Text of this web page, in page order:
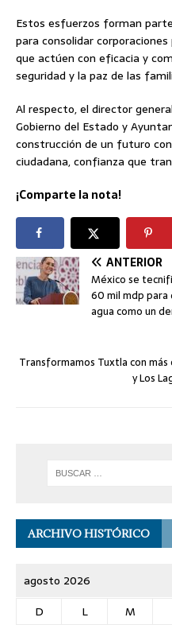
Estos esfuerzos forman
para consolidar
que actúen con eficacia y
seguridad y la paz de las
Al respecto, el director
Gobierno del Estado y
construcción de un futuro
ciudadana, confianza que
¡Comparte la nota!
ANTERIOR
México se
60 mil mdp
agua como un
Transformamos Tuxtla con más
y Los
ARCHIVO HISTÓRICO
agosto 2026
D
L M